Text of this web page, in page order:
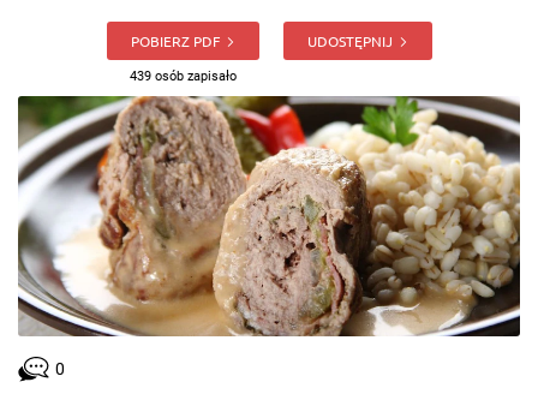
POBIERZ PDF
439 osób zapisało
UDOSTĘPNIJ
0